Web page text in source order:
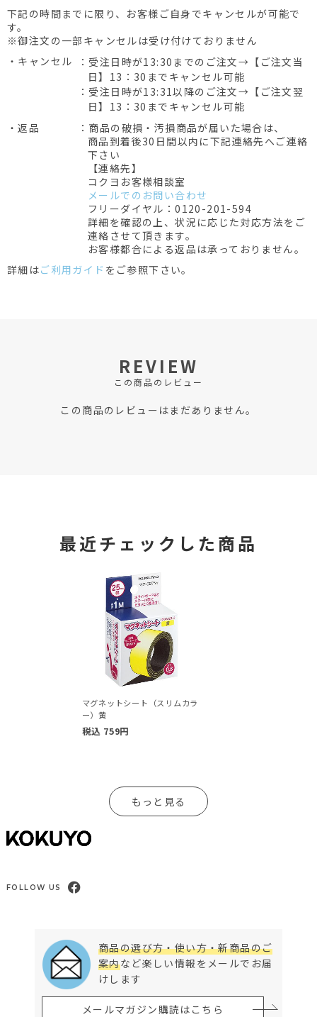
下記の時間までに限り、お客様ご自身でキャンセルが可能で
す。
※御注文の一部キャンセルは受け付けておりません
・キャンセル
：受注日時が13:30までのご注文→【ご注文当
日】13：30までキャンセル可能
：受注日時が13:31以降のご注文→【ご注文翌
日】13：30までキャンセル可能
・返品
：商品の破損・汚損商品が届いた場合は、
商品到着後30日間以内に下記連絡先へご連絡
下さい
【連絡先】
コクヨお客様相談室
メールでのお問い合わせ
フリーダイヤル：0120-201-594
詳細を確認の上、状況に応じた対応方法をご
連絡させて頂きます。
お客様都合による返品は承っておりません。
詳細はご利用ガイド をご参照下さい。
REVIEW
この商品のレビュー
この商品のレビューはまだありません。
最近チェックした商品
マグネットシート（スリムカラ
ー）黄
税込 759円
もっと見る
FOLLOW US
商品の選び方・使い方・新商品のご
案内など楽しい情報をメールでお届
けします
メールマガジン購読はこちら